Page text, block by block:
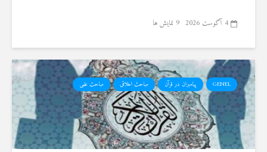
4 آگوست 2026 9 نمایش ها
GENEL پیامبران در قرآن مباحث اخلاقی مباحث علمی